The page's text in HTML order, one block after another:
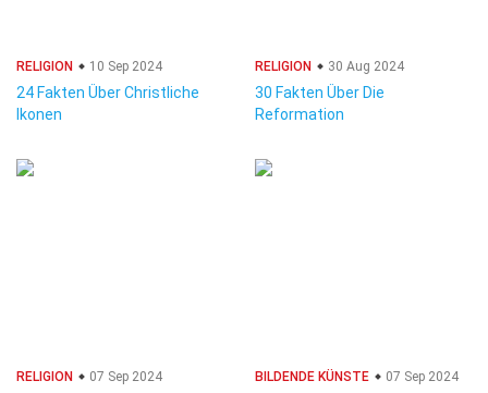
RELIGION 10 Sep 2024
24 Fakten Über Christliche
Ikonen
RELIGION 30 Aug 2024
30 Fakten Über Die
Reformation
RELIGION 07 Sep 2024 BILDENDE KÜNSTE 07 Sep 2024